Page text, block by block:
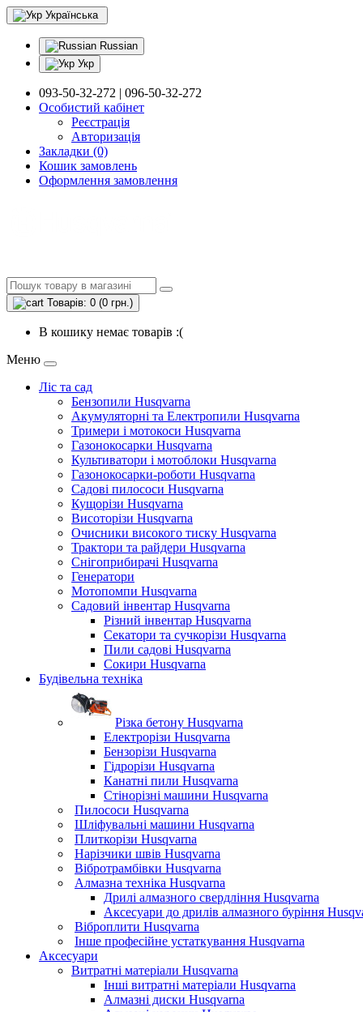
Українська
Russian
Укр
093-50-32-272 | 096-50-32-272
Особистий кабінет
Реєстрація
Авторизація
Закладки (0)
Кошик замовлень
Оформлення замовлення
Товарів: 0 (0 грн.)
В кошику немає товарів :(
Меню
Ліс та сад
Бензопили Husqvarna
Акумуляторні та Електропили Husqvarna
Тримери і мотокоси Husqvarna
Газонокосарки Husqvarna
Культиватори і мотоблоки Husqvarna
Газонокосарки-роботи Husqvarna
Садові пилососи Husqvarna
Кущорізи Husqvarna
Висоторізи Husqvarna
Очисники високого тиску Husqvarna
Трактори та райдери Husqvarna
Снігоприбирачі Husqvarna
Генератори
Мотопомпи Husqvarna
Садовий інвентар Husqvarna
Різний інвентар Husqvarna
Секатори та сучкорізи Husqvarna
Пили садові Husqvarna
Сокири Husqvarna
Будівельна техніка
Різка бетону Husqvarna
Електрорізи Husqvarna
Бензорізи Husqvarna
Гідрорізи Husqvarna
Канатні пили Husqvarna
Стінорізні машини Husqvarna
Пилососи Husqvarna
Шліфувальні машини Husqvarna
Плиткорізи Husqvarna
Нарізчики швів Husqvarna
Вібротрамбівки Husqvarna
Алмазна техніка Husqvarna
Дрилі алмазного свердління Husqvarna
Аксесуари до дрилів алмазного буріння
Віброплити Husqvarna
Інше професійне устаткування Husqvarna
Аксесуари
Витратні матеріали Husqvarna
Інші витратні матеріали Husqvarna
Алмазні диски Husqvarna